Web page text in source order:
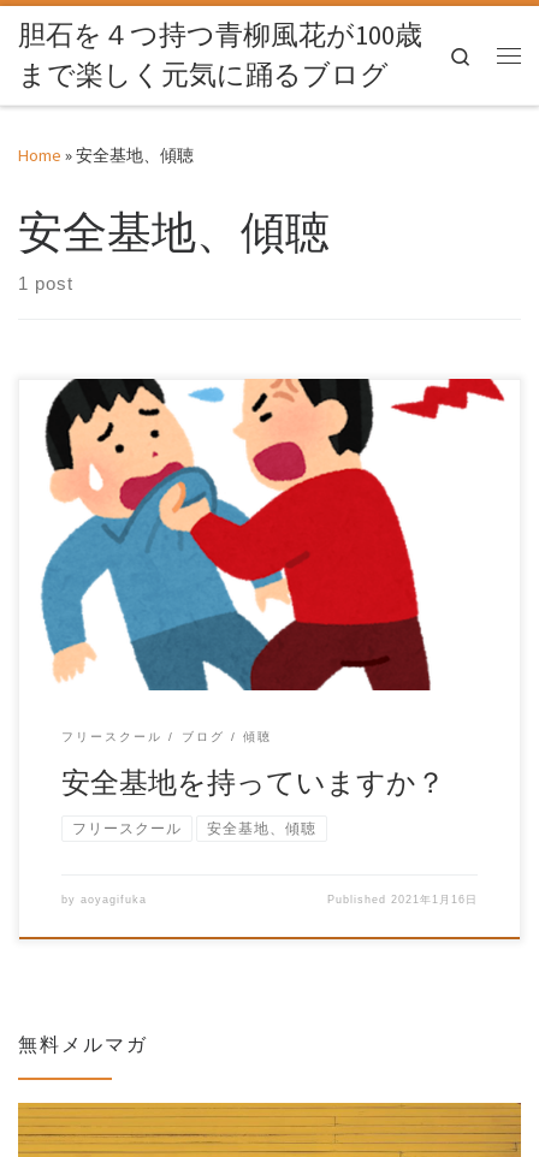
Skip to content
胆石を４つ持つ青柳風花が100歳
まで楽しく元気に踊るブログ
Search
Home »安全基地、傾聴
安全基地、傾聴
1 post
フリースクールが安全基地だった子の話を聞いた 今回は、
『人にとって安全基地、って大事なんだ』と いう […]
フリースクール ブログ 傾聴
安全基地を持っていますか？
フリースクール 安全基地、傾聴
by aoyagifuka Published2021年1月16日
無料メルマガ